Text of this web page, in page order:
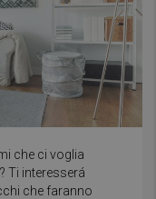
che ci voglia
Ti interesserá
che faranno